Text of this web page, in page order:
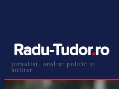
jurnalist, analist politic și
militar